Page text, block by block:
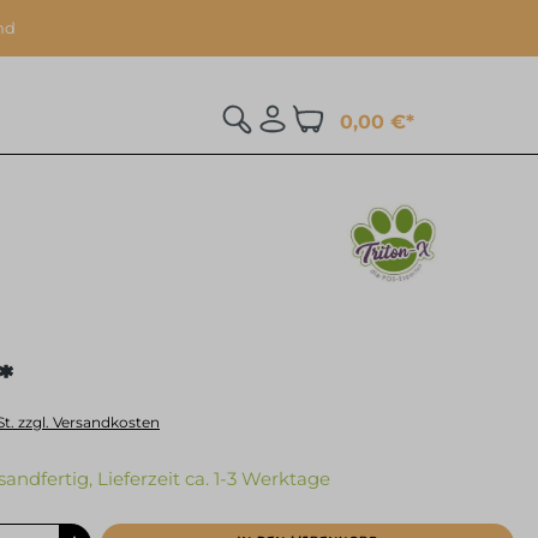
0,00 €*
zzgl. Versandkosten
Lieferzeit ca. 1-3 Werktage